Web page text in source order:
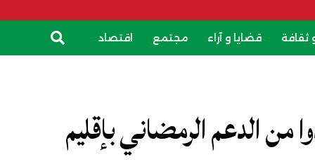
ثقافة قضايا و آراء مجتمع اقتصاد
14000 استفادوا من الدعم الرمضاني بإقليم